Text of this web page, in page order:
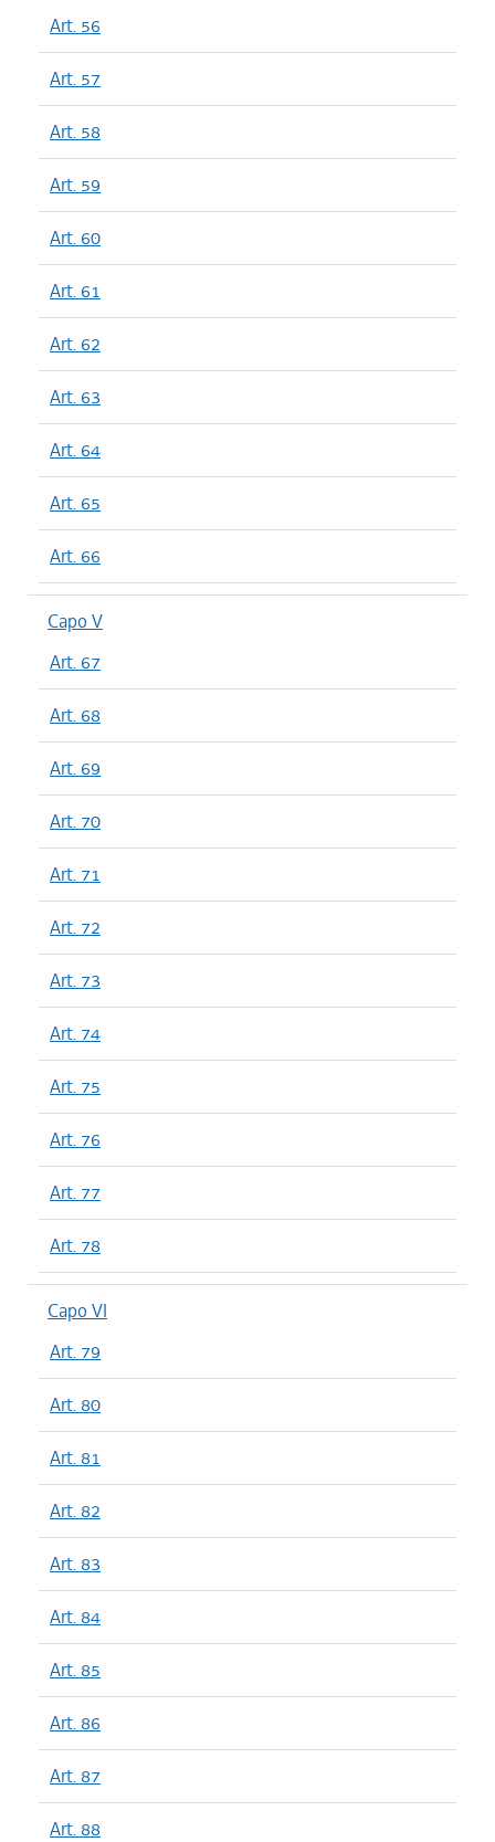
Art. 56
Art. 57
Art. 58
Art. 59
Art. 60
Art. 61
Art. 62
Art. 63
Art. 64
Art. 65
Art. 66
Capo V
Art. 67
Art. 68
Art. 69
Art. 70
Art. 71
Art. 72
Art. 73
Art. 74
Art. 75
Art. 76
Art. 77
Art. 78
Capo VI
Art. 79
Art. 80
Art. 81
Art. 82
Art. 83
Art. 84
Art. 85
Art. 86
Art. 87
Art. 88